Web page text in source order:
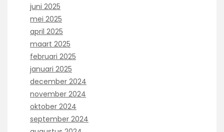
juni 2025
mei 2025
april 2025
maart 2025
februari 2025
januari 2025
december 2024
november 2024
oktober 2024
september 2024